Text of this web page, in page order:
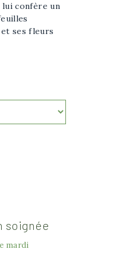
confère un
ses fleurs
soignée
mardi